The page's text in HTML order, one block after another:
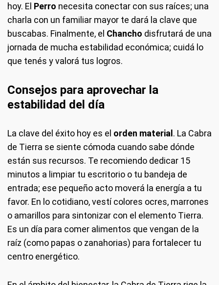
hoy. El Perro necesita conectar con sus raíces; una
charla con un familiar mayor te dará la clave que
buscabas. Finalmente, el Chancho disfrutará de una
jornada de mucha estabilidad económica; cuidá lo
que tenés y valorá tus logros.
Consejos para aprovechar la
estabilidad del día
La clave del éxito hoy es el orden material. La Cabra
de Tierra se siente cómoda cuando sabe dónde
están sus recursos. Te recomiendo dedicar 15
minutos a limpiar tu escritorio o tu bandeja de
entrada; ese pequeño acto moverá la energía a tu
favor. En lo cotidiano, vestí colores ocres, marrones
o amarillos para sintonizar con el elemento Tierra.
Es un día para comer alimentos que vengan de la
raíz (como papas o zanahorias) para fortalecer tu
centro energético.